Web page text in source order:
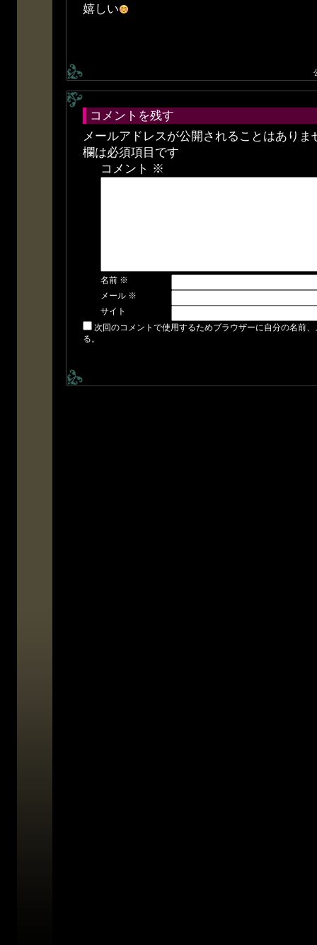
嬉しい
コメントを残す
メールアドレスが公開されることはありま
欄は必須項目です
コメント ※
名前 ※
メール ※
サイト
次回のコメントで使用するためブラウザーに自分の名前
る。